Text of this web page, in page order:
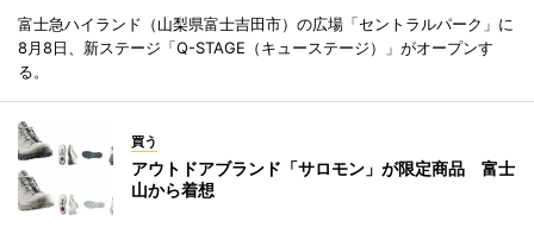
富士急ハイランド（山梨県富士吉田市）の広場「セントラルパーク」に
8月8日、新ステージ「Q-STAGE（キューステージ）」がオープンす
る。
買う
アウトドアブランド「サロモン」が限定商品 富士
山から着想